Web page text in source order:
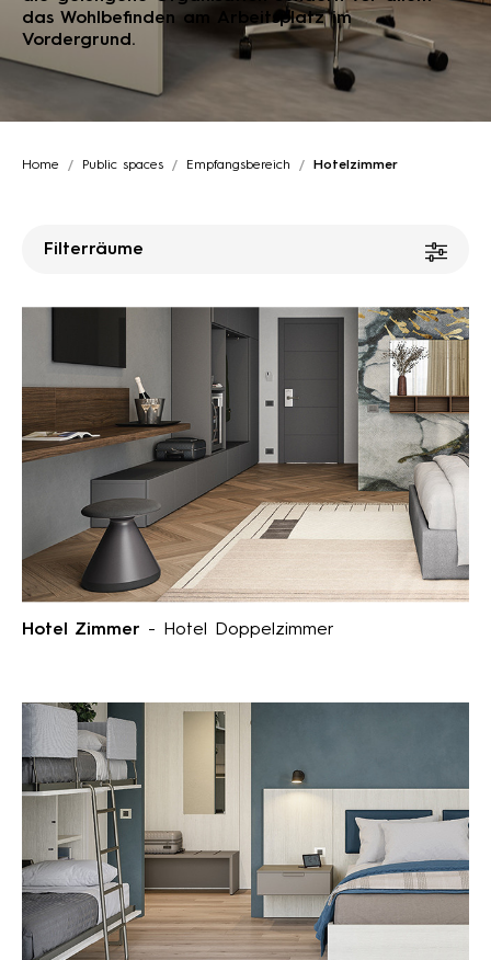
das Wohlbefinden am Arbeitsplatz im
Vordergrund.
Home Public spaces Empfangsbereich Hotelzimmer
Filterräume
Hotel Zimmer - Hotel Doppelzimmer